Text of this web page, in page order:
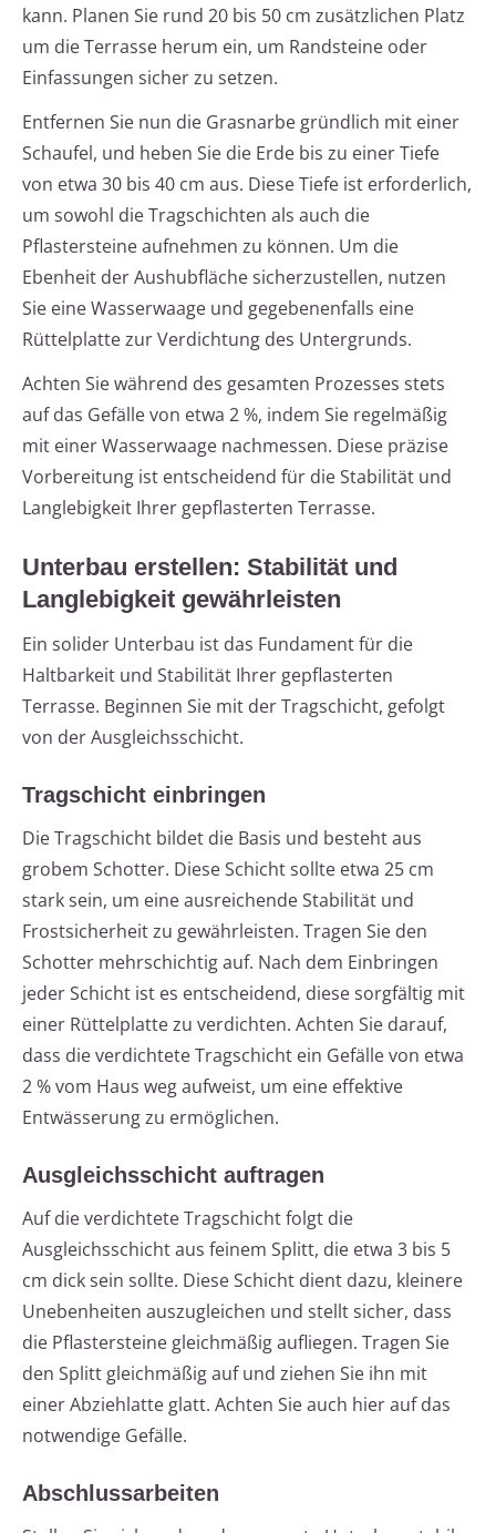
kann. Planen Sie rund 20 bis 50 cm zusätzlichen Platz
um die Terrasse herum ein, um Randsteine oder
Einfassungen sicher zu setzen.
Entfernen Sie nun die Grasnarbe gründlich mit einer
Schaufel, und heben Sie die Erde bis zu einer Tiefe
von etwa 30 bis 40 cm aus. Diese Tiefe ist erforderlich,
um sowohl die Tragschichten als auch die
Pflastersteine aufnehmen zu können. Um die
Ebenheit der Aushubfläche sicherzustellen, nutzen
Sie eine Wasserwaage und gegebenenfalls eine
Rüttelplatte zur Verdichtung des Untergrunds.
Achten Sie während des gesamten Prozesses stets
auf das Gefälle von etwa 2 %, indem Sie regelmäßig
mit einer Wasserwaage nachmessen. Diese präzise
Vorbereitung ist entscheidend für die Stabilität und
Langlebigkeit Ihrer gepflasterten Terrasse.
Unterbau erstellen: Stabilität und
Langlebigkeit gewährleisten
Ein solider Unterbau ist das Fundament für die
Haltbarkeit und Stabilität Ihrer gepflasterten
Terrasse. Beginnen Sie mit der Tragschicht, gefolgt
von der Ausgleichsschicht.
Tragschicht einbringen
Die Tragschicht bildet die Basis und besteht aus
grobem Schotter. Diese Schicht sollte etwa 25 cm
stark sein, um eine ausreichende Stabilität und
Frostsicherheit zu gewährleisten. Tragen Sie den
Schotter mehrschichtig auf. Nach dem Einbringen
jeder Schicht ist es entscheidend, diese sorgfältig mit
einer Rüttelplatte zu verdichten. Achten Sie darauf,
dass die verdichtete Tragschicht ein Gefälle von etwa
2 % vom Haus weg aufweist, um eine effektive
Entwässerung zu ermöglichen.
Ausgleichsschicht auftragen
Auf die verdichtete Tragschicht folgt die
Ausgleichsschicht aus feinem Splitt, die etwa 3 bis 5
cm dick sein sollte. Diese Schicht dient dazu, kleinere
Unebenheiten auszugleichen und stellt sicher, dass
die Pflastersteine gleichmäßig aufliegen. Tragen Sie
den Splitt gleichmäßig auf und ziehen Sie ihn mit
einer Abziehlatte glatt. Achten Sie auch hier auf das
notwendige Gefälle.
Abschlussarbeiten